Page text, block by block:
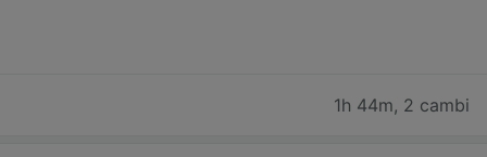
1h 44m, 2 cambi